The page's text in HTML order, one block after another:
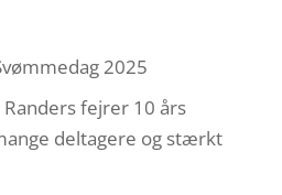
2025
fejrer 10 års
deltagere og stærkt